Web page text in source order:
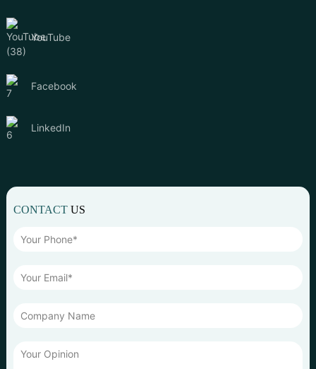
YouTube
Facebook
LinkedIn
CONTACTUS